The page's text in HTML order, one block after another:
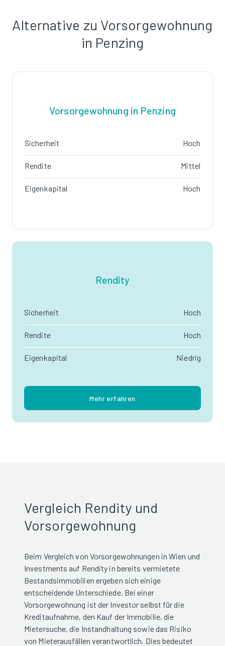
Alternative zu Vorsorgewohnung
in Penzing
Vorsorgewohnung in Penzing
Sicherheit Hoch
Rendite Mittel
Eigenkapital Hoch
Rendity
Sicherheit Hoch
Rendite Hoch
Eigenkapital Niedrig
Mehr erfahren
Vergleich Rendity und
Vorsorgewohnung
Beim Vergleich von Vorsorgewohnungen in Wien und
Investments auf Rendity in bereits vermietete
Bestandsimmobilien ergeben sich einige
entscheidende Unterschiede. Bei einer
Vorsorgewohnung ist der Investor selbst für die
Kreditaufnahme, den Kauf der Immobilie, die
Mietersuche, die Instandhaltung sowie das Risiko
von Mieterausfällen verantwortlich. Dies bedeutet